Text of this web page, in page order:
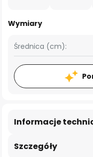
Wymiary
Średnica (cm):
Szczegóły
Informacje